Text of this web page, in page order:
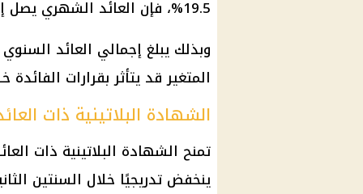
19.5%، فإن العائد الشهري يصل إلى نحو 16.250 جنيهًا.
المتغير قد يتأثر بقرارات
الشهادة البلاتينية ذات
تمنح الشهادة البلاتينية ذات
ينخفض تدريجيًا خلال السنتين